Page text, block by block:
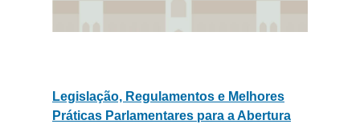
Legislação, Regulamentos e Melhores
Práticas Parlamentares para a Abertura